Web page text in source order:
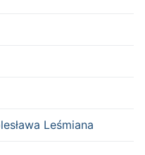
Leśmiana